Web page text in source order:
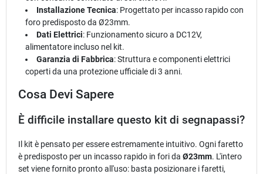
Installazione Tecnica: Progettato per incasso rapido con
foro predisposto da Ø23mm.
Dati Elettrici: Funzionamento sicuro a DC12V,
alimentatore incluso nel kit.
Garanzia di Fabbrica: Struttura e componenti elettrici
coperti da una protezione ufficiale di 3 anni.
Cosa Devi Sapere
È difficile installare questo kit di segnapassi?
Il kit è pensato per essere estremamente intuitivo. Ogni faretto
è predisposto per un incasso rapido in fori da Ø23mm. L'intero
set viene fornito pronto all'uso: basta posizionare i faretti,